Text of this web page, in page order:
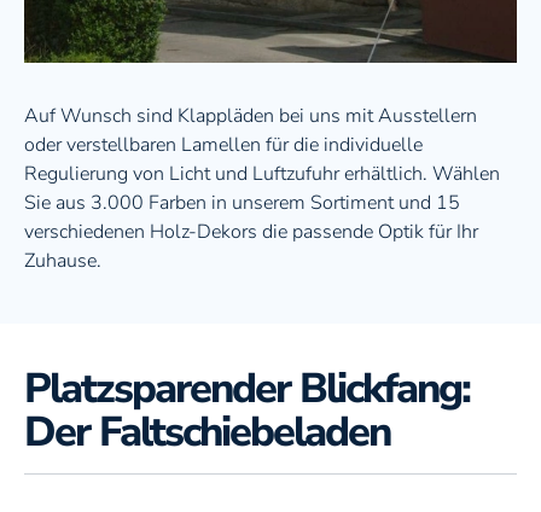
Gartenmöbel
Energie sparen
Steuerungstechnik
Gastronomie
Auf Wunsch sind Klappläden bei uns mit Ausstellern
oder verstellbaren Lamellen für die individuelle
Regulierung von Licht und Luftzufuhr erhältlich. Wählen
Sie aus 3.000 Farben in unserem Sortiment und 15
verschiedenen Holz-Dekors die passende Optik für Ihr
Zuhause.
Platzsparender Blickfang:
Der Faltschiebeladen